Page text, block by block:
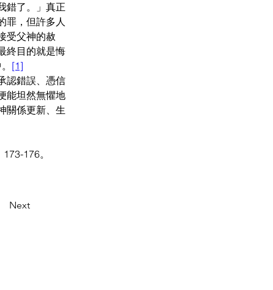
錯了。」真正
罪，但許多人
受父神的赦
終目的就是悔
[1]
認錯誤、憑信
能坦然無懼地
關係更新、生
176。
Next